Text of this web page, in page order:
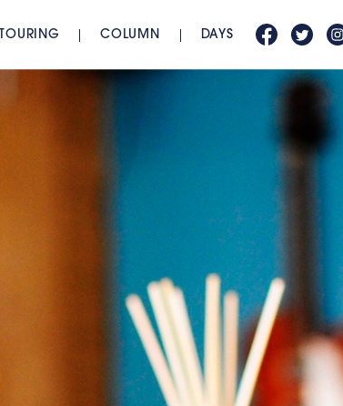
TOURING COLUMN DAYS